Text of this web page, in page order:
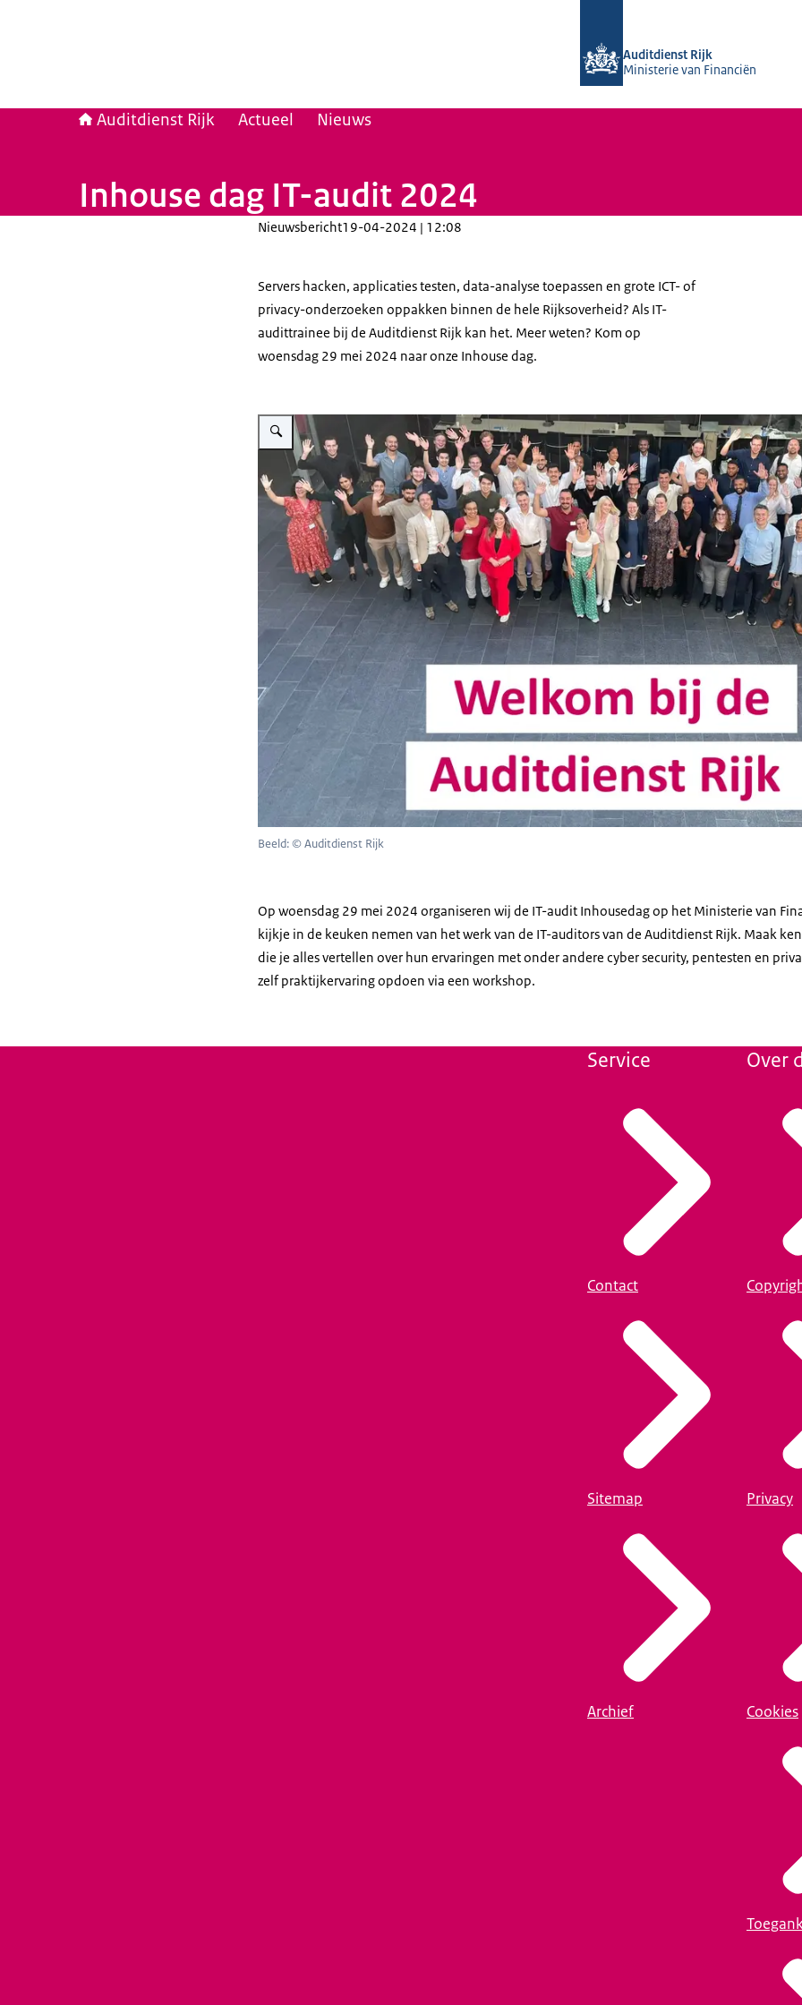
Auditdienst Rijk
Ministerie van Financiën
Auditdienst Rijk Actueel Nieuws
Inhouse dag IT-audit 2024
Nieuwsbericht19-04-2024 | 12:08
Servers hacken, applicaties testen, data-analyse toepassen en grote ICT- of
privacy-onderzoeken oppakken binnen de hele Rijksoverheid? Als IT-
audittrainee bij de Auditdienst Rijk kan het. Meer weten? Kom op
woensdag 29 mei 2024 naar onze Inhouse dag.
Vergroot afbeelding Groepsfoto onboarding Auditdienst Rijk op september 2023.
Beeld: © Auditdienst Rijk
Op woensdag 29 mei 2024 organiseren wij de IT-audit Inhousedag op het Ministerie van
kijkje in de keuken nemen van het werk van de IT-auditors van de Auditdienst Rijk. Maak
die je alles vertellen over hun ervaringen met onder andere cyber security, pentesten en
zelf praktijkervaring opdoen via een workshop.
Service
Contact
Sitemap
Archief
Over
Privacy
Cookies